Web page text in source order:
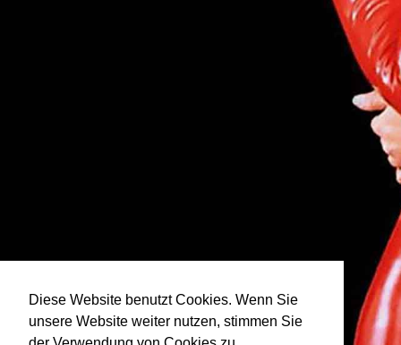
Diese Website benutzt Cookies. Wenn Sie
unsere Website weiter nutzen, stimmen Sie